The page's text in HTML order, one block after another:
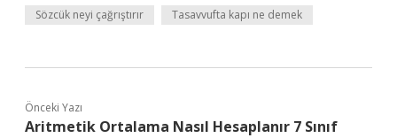
Sözcük neyi çağrıştırır Tasavvufta kapı ne demek
Önceki Yazı
Aritmetik Ortalama Nasıl Hesaplanır 7 Sınıf